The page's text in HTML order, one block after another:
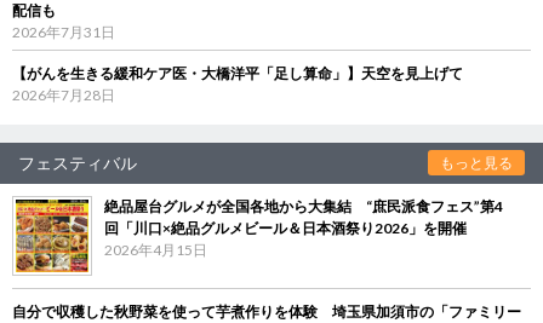
配信も
2026年7月31日
【がんを生きる緩和ケア医・大橋洋平「足し算命」】天空を見上げて
2026年7月28日
フェスティバル もっと見る
絶品屋台グルメが全国各地から大集結 “庶民派食フェス”第4
回「川口×絶品グルメビール＆日本酒祭り2026」を開催
2026年4月15日
自分で収穫した秋野菜を使って芋煮作りを体験 埼玉県加須市の「ファミリー